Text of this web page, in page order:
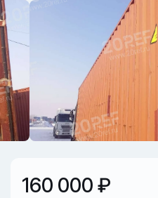
160 000 ₽